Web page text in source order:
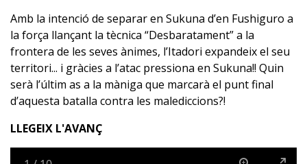
Amb la intenció de separar en Sukuna d’en Fushiguro a
la força llançant la tècnica “Desbaratament” a la
frontera de les seves ànimes, l’Itadori expandeix el seu
territori... i gràcies a l’atac pressiona en Sukuna!! Quin
serà l’últim as a la màniga que marcarà el punt final
d’aquesta batalla contra les malediccions?!
LLEGEIX L'AVANÇ